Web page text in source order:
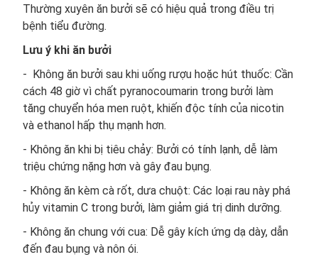
Thường xuyên ăn bưởi sẽ có hiệu quả trong điều trị
bệnh tiểu đường.
Lưu ý khi ăn bưởi
- Không ăn bưởi sau khi uống rượu hoặc hút thuốc: Cần
cách 48 giờ vì chất pyranocoumarin trong bưởi làm
tăng chuyển hóa men ruột, khiến độc tính của nicotin
và ethanol hấp thụ mạnh hơn.
- Không ăn khi bị tiêu chảy: Bưởi có tính lạnh, dễ làm
triệu chứng nặng hơn và gây đau bụng.
- Không ăn kèm cà rốt, dưa chuột: Các loại rau này phá
hủy vitamin C trong bưởi, làm giảm giá trị dinh dưỡng.
- Không ăn chung với cua: Dễ gây kích ứng dạ dày, dẫn
đến đau bụng và nôn ói.